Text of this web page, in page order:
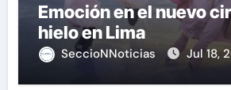
Emoción en el nuevo
hielo en Lima
SeccioNNoticias Jul 18,